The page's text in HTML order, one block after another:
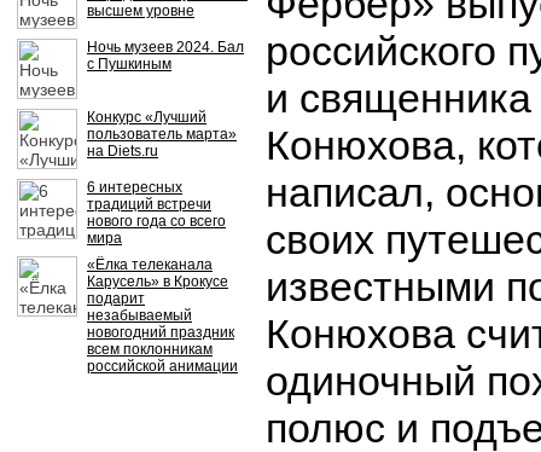
высшем уровне
Ночь музеев 2024. Бал
с Пушкиным
Конкурс «Лучший
пользователь марта»
на Diets.ru
6 интересных
традиций встречи
нового года со всего
мира
«Ёлка телеканала
Карусель» в Крокусе
подарит
незабываемый
новогодний праздник
всем поклонникам
российской анимации
российского
и
Конюхова,
написал,
своих
известными
Конюхова
одиночный
полюс и